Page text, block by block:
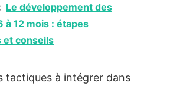
Le développement des
à 12 mois : étapes
et conseils
tactiques à intégrer dans